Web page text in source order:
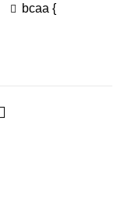
bcaa {